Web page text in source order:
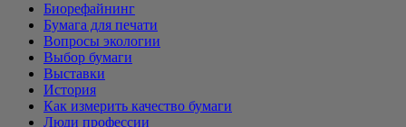
Биорефайнинг
Бумага для печати
Вопросы экологии
Выбор бумаги
Выставки
История
Как измерить качество бумаги
Люди профессии